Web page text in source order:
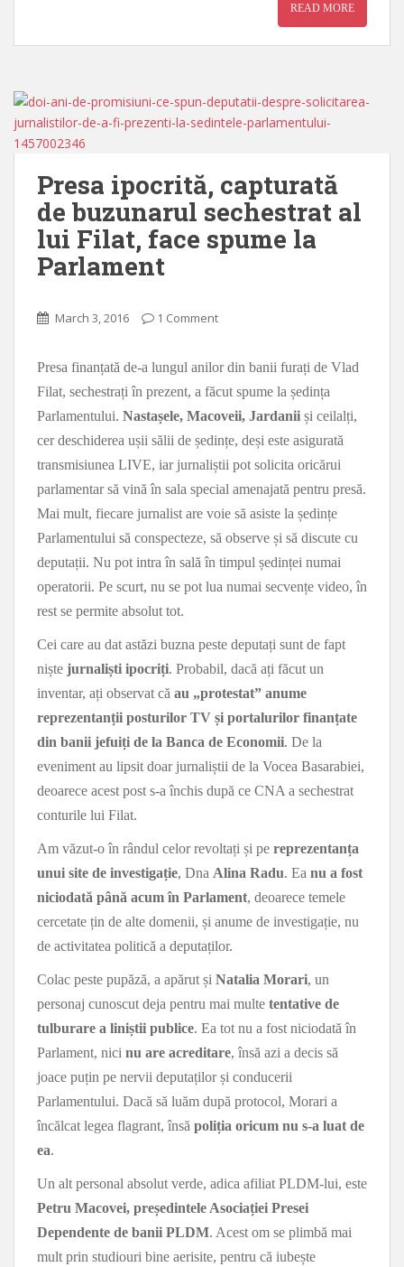
READ MORE
Presa ipocrită, capturată
de buzunarul sechestrat al
lui Filat, face spume la
Parlament
March 3, 2016 1 Comment
Presa finanțată de-a lungul anilor din banii furați de Vlad
Filat, sechestrați în prezent, a făcut spume la ședința
Parlamentului. Nastașele, Macoveii, Jardanii și ceilalți,
cer deschiderea ușii sălii de ședințe, deși este asigurată
transmisiunea LIVE, iar jurnaliștii pot solicita oricărui
parlamentar să vină în sala special amenajată pentru presă.
Mai mult, fiecare jurnalist are voie să asiste la ședințe
Parlamentului să conspecteze, să observe și să discute cu
deputații. Nu pot intra în sală în timpul ședinței numai
operatorii. Pe scurt, nu se pot lua numai secvențe video, în
rest se permite absolut tot.
Cei care au dat astăzi buzna peste deputați sunt de fapt
niște jurnaliști ipocriți. Probabil, dacă ați făcut un
inventar, ați observat că au „protestat” anume
reprezentanții posturilor TV și portalurilor finanțate
din banii jefuiți de la Banca de Economii. De la
eveniment au lipsit doar jurnaliștii de la Vocea Basarabiei,
deoarece acest post s-a închis după ce CNA a sechestrat
conturile lui Filat.
Am văzut-o în rândul celor revoltați și pe reprezentanța
unui site de investigație, Dna Alina Radu. Ea nu a fost
niciodată până acum în Parlament, deoarece temele
cercetate țin de alte domenii, și anume de investigație, nu
de activitatea politică a deputaților.
Colac peste pupăză, a apărut și Natalia Morari, un
personaj cunoscut deja pentru mai multe tentative de
tulburare a liniștii publice. Ea tot nu a fost niciodată în
Parlament, nici nu are acreditare, însă azi a decis să
joace puțin pe nervii deputaților și conducerii
Parlamentului. Dacă să luăm după protocol, Morari a
încălcat legea flagrant, însă poliția oricum nu s-a luat de
ea.
Un alt personal absolut verde, adica afiliat PLDM-lui, este
Petru Macovei, președintele Asociației Presei
Dependente de banii PLDM. Acest om se plimbă mai
mult prin studiouri bine aerisite, pentru că iubește